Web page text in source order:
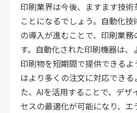
印刷業界は今後、ますます技
ことになるでしょう。自動化技
の導入が進むことで、印刷業務
す。自動化された印刷機器は、
印刷物を短期間で提供できる
はより多くの注文に対応できる
た、AIを活用することで、デザ
セスの最適化が可能になり、エ